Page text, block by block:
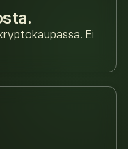
Ei